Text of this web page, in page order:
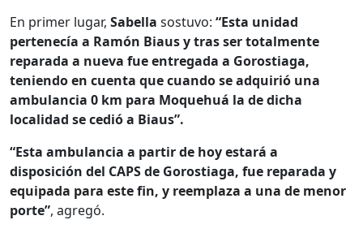
En primer lugar, Sabella sostuvo: “Esta unidad
pertenecía a Ramón Biaus y tras ser totalmente
reparada a nueva fue entregada a Gorostiaga,
teniendo en cuenta que cuando se adquirió una
ambulancia 0 km para Moquehuá la de dicha
localidad se cedió a Biaus”.
“Esta ambulancia a partir de hoy estará a
disposición del CAPS de Gorostiaga, fue reparada y
equipada para este fin, y reemplaza a una de menor
porte”, agregó.